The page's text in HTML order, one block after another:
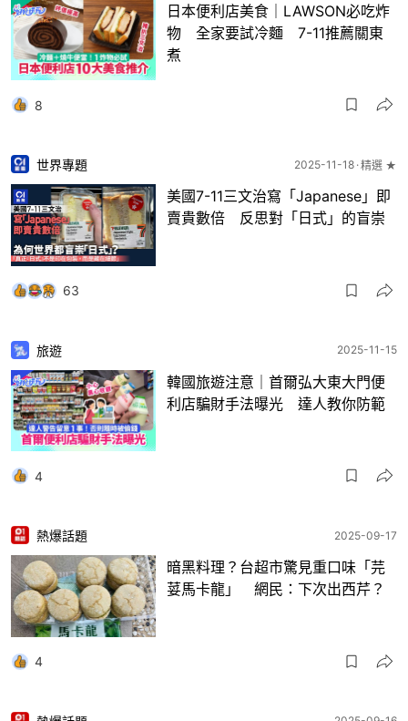
日本便利店美食｜LAWSON必吃炸
物 全家要試冷麵 7-11推薦關東
煮
8
世界專題 2025-11-18 精選 ★
美國7-11三文治寫「Japanese」即
賣貴數倍 反思對「日式」的盲崇
63
旅遊 2025-11-15
韓國旅遊注意｜首爾弘大東大門便
利店騙財手法曝光 達人教你防範
4
熱爆話題 2025-09-17
暗黑料理？台超市驚見重口味「芫
荽馬卡龍」 網民：下次出西芹？
4